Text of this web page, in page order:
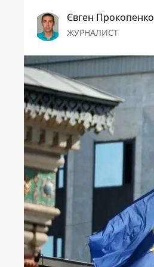
Євген Прокопенко
ЖУРНАЛИСТ